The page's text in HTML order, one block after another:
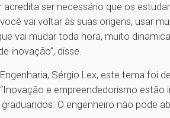
acredita ser necessário que os
vai voltar às suas origens, usar
vai mudar toda hora, muito
inovação”, disse.
Sérgio Lex, este tema foi
e empreendedorismo
O engenheiro não pode